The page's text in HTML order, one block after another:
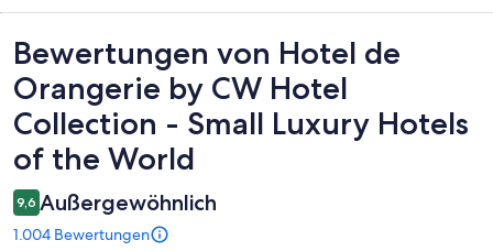
Bewertungen
Bewertungen von Hotel de
Orangerie by CW Hotel
Collection - Small Luxury Hotels
of the World
9,6 Außergewöhnlich
1.004 Bewertungen